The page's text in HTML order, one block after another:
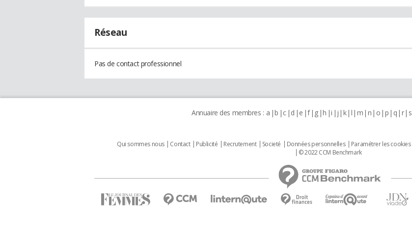
Réseau
Pas de contact professionnel
Annuaire des membres : a b c d e f g h i j k l m n o p q r s
Qui sommes nous Contact Publicité Recrutement Societé Données personnelles Paramétrer les cookies
© 2022 CCM Benchmark